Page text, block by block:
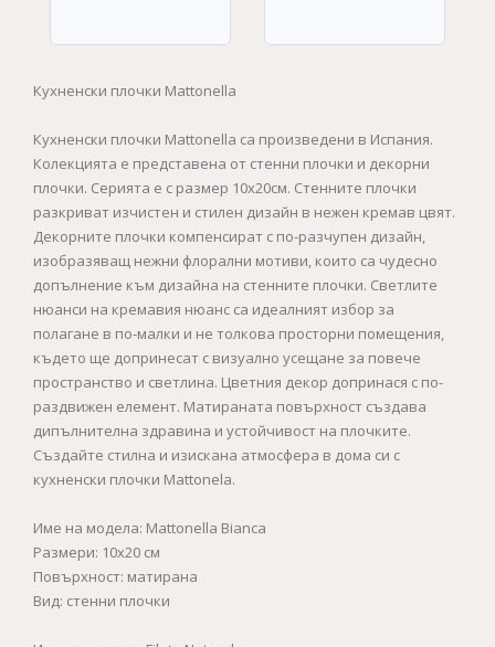
Кухненски плочки Mattonella
Кухненски плочки Mattonella са произведени в Испания.
Колекцията е представена от стенни плочки и декорни
плочки. Серията е с размер 10х20см. Стенните плочки
разкриват изчистен и стилен дизайн в нежен кремав цвят.
Декорните плочки компенсират с по-разчупен дизайн,
изобразяващ нежни флорални мотиви, които са чудесно
допълнение към дизайна на стенните плочки. Светлите
нюанси на кремавия нюанс са идеалният избор за
полагане в по-малки и не толкова просторни помещения,
където ще допринесат с визуално усещане за повече
пространство и светлина. Цветния декор допринася с по-
раздвижен елемент. Матираната повърхност създава
дипълнителна здравина и устойчивост на плочките.
Създайте стилна и изискана атмосфера в дома си с
кухненски плочки Mattonela.
Име на модела: Mattonella Bianca
Размери: 10x20 см
Повърхност: матирана
Вид: стенни плочки